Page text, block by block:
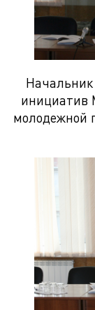
инициатив
молодежной